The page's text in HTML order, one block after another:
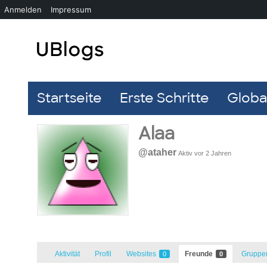
Startseite Erste Schritte
Alaa
@ataher Aktiv vor 2 Jahren
Aktivität Profil Websites 0 Freunde 0
Anmelden Impressum